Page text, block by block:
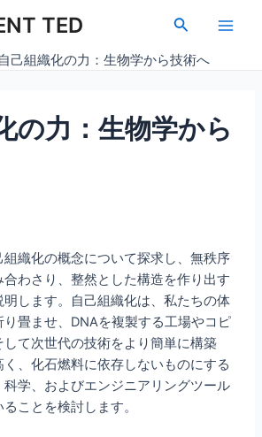
TED
検
Main
自己組織化の力：生物学から技術へ
の力：生物学から
組織化の概念について探求し、無秩序
わさり、整然とした構造を作り出す
します。自己組織化は、私たちの体
畳ませ、DNAを複製する工場やコピ
て次世代の技術をより簡単に構築
く、化石燃料に依存しないものにする
学、およびエンジニアリングツール
ことを検討します。